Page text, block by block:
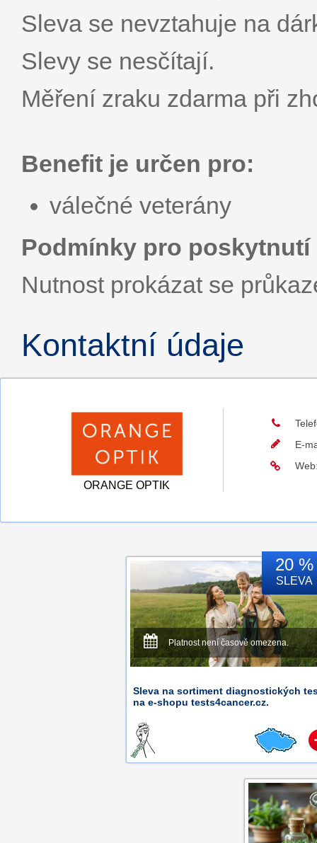
Sleva se nevztahuje na
Slevy se nesčítají.
Měření zraku zdarma při
Benefit je určen pro:
válečné veterány
Podmínky pro poskytnutí
Nutnost prokázat se
Kontaktní údaje
ORANGE OPTIK
E-
20 %
SLEVA
Platnost není časově omezena.
Sleva na sortiment diagnostických
na e-shopu tests4cancer.cz.